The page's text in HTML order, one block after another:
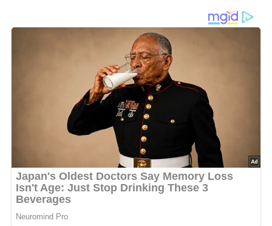
250 g Erdbeeren.
Joghurt, Zucker, die geriebene Mandel und den Quark
recht schaumig schlagen. Die vorbereiteten, halbierten
Erdbeeren unterheben.
– Wird die Speise im elektrischen Mixer bereitet, können
die Erdbeeren nach Wunsch auch mit zerkleinert werden.
– Johannisbeer-, Himbeer-, Brombeer- und Heidelbeer-
Joghurt-Krem ebenso bereiten.
Nach: Wir kochen gut, Verlag für die Frau Leipzig, DDR
5/5(1 Bewertung)